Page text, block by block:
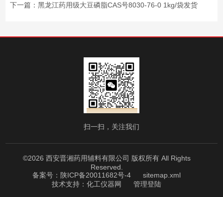
下一篇： 黑龙江药用级大豆磷脂CAS号8030-76-0 1kg/袋发货
扫一扫，关注我们
©2026 西安晋湘药用辅料有限公司 版权所有 All Rights
Reserved.
备案号：陕ICP备20011682号-4
sitemap.xml
技术支持： 化工仪器网 管理登陆